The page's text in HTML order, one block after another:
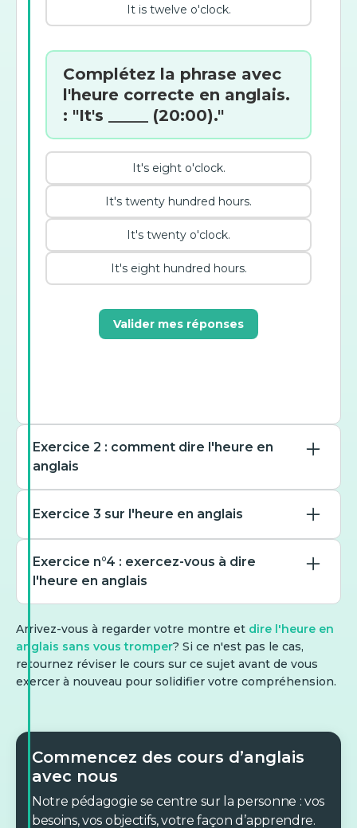
It is twelve o'clock.
Complétez la phrase avec
l'heure correcte en anglais.
: "It's _____ (20:00)."
It's eight o'clock.
It's twenty hundred hours.
It's twenty o'clock.
It's eight hundred hours.
Valider mes réponses
Exercice 2 : comment dire l'heure en
anglais
half past seven
quarter to eight
quarter past eight
Convertissez en format 24
h : « half past nine in the
evening »
Exercice 3 sur l'heure en anglais
afternoon »
04:10
Exercice n°4 : exercez-vous à dire
l'heure en anglais
Donnez la formulation
correcte en toutes lettres
twenty to three
twenty past three
Arrivez-vous à regarder votre montre et dire l'heure en
anglais sans vous tromper? Si ce n'est pas le cas,
retournez réviser le cours sur ce sujet avant de vous
exercer à nouveau pour solidifier votre compréhension.
Commencez des cours d’anglais
avec nous
Notre pédagogie se centre sur la personne : vos
besoins, vos objectifs, votre façon d’apprendre.